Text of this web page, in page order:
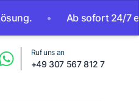
• Ab sofort 24/7
Ruf uns an
+49 307 567 812 7